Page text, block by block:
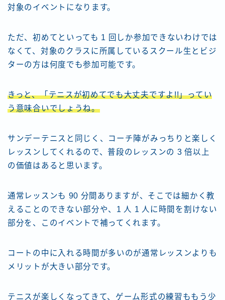
対象のイベントになります。
ただ、初めてといっても 1 回しか参加できないわけでは
なくて、対象のクラスに所属しているスクール生とビジ
ターの方は何度でも参加可能です。
きっと、「テニスが初めてでも大丈夫ですよ!!」ってい
う意味合いでしょうね。
サンデーテニスと同じく、コーチ陣がみっちりと楽しく
レッスンしてくれるので、普段のレッスンの 3 倍以上
の価値はあると思います。
通常レッスンも 90 分間ありますが、そこでは細かく教
えることのできない部分や、1 人 1 人に時間を割けない
部分を、このイベントで補ってくれます。
コートの中に入れる時間が多いのが通常レッスンよりも
メリットが大きい部分です。
テニスが楽しくなってきて、ゲーム形式の練習ももう少